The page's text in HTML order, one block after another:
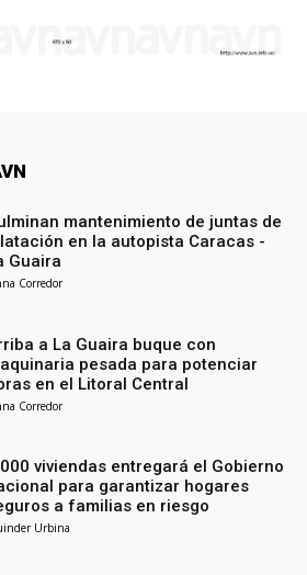
mantenimiento de juntas de
en la autopista Caracas -
Guaira
Corredor
a La Guaira buque con
pesada para potenciar
en el Litoral Central
Corredor
viviendas entregará el Gobierno
para garantizar hogares
a familias en riesgo
Urbina